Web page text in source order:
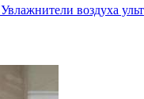
Увлажнители воздуха